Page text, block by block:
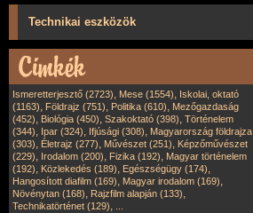
Technikai eszközök
Ismeretterjesztő (2723), Mese (1554), Iskolai, oktató
(1163), Földrajz (751), Politika (610), Mezőgazdaság
(452), Biológia (450), Szakoktató (398), Történelem
(344), Ipar (324), Ifjúsági (308), Magyarország földrajza
(303), Életrajz (277), Művészet (251), Képzőművészet
(229), Irodalom (200), Fizika (192), Magyar történelem
(192), Közlekedés (189), Egészségügy (174),
Hangosított diafilm (169), Magyar irodalom (169),
Növénytan (168), Rajzfilm alapján (133),
Technikatörténet (129),